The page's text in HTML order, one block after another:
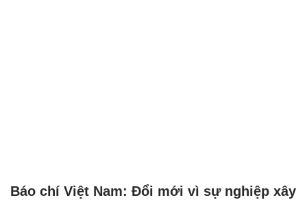
Báo chí Việt Nam: Đổi mới vì sự nghiệp xây